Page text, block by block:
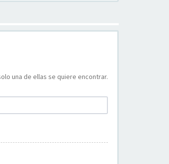
una de ellas se quiere encontrar.